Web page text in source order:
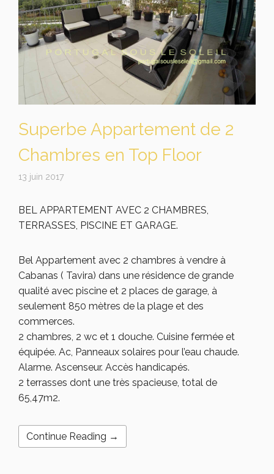
Superbe Appartement de 2
Chambres en Top Floor
13 juin 2017
BEL APPARTEMENT AVEC 2 CHAMBRES,
TERRASSES, PISCINE ET GARAGE.
Bel Appartement avec 2 chambres à vendre à
Cabanas ( Tavira) dans une résidence de grande
qualité avec piscine et 2 places de garage, à
seulement 850 mètres de la plage et des
commerces.
2 chambres, 2 wc et 1 douche. Cuisine fermée et
équipée. Ac, Panneaux solaires pour l’eau chaude.
Alarme. Ascenseur. Accès handicapés.
2 terrasses dont une très spacieuse, total de
65,47m2.
Continue Reading →